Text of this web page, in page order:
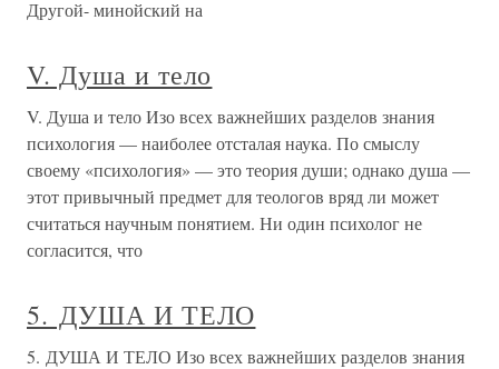
Другой- минойский на
V. Душа и тело
V. Душа и тело Изо всех важнейших разделов знания
психология — наиболее отсталая наука. По смыслу
своему «психология» — это теория души; однако душа —
этот привычный предмет для теологов вряд ли может
считаться научным понятием. Ни один психолог не
согласится, что
5. ДУША И ТЕЛО
5. ДУША И ТЕЛО Изо всех важнейших разделов знания